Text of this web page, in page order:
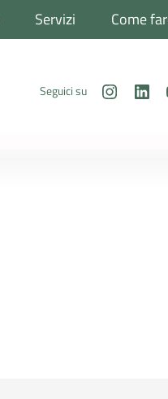
Servizi Come
Seguici su